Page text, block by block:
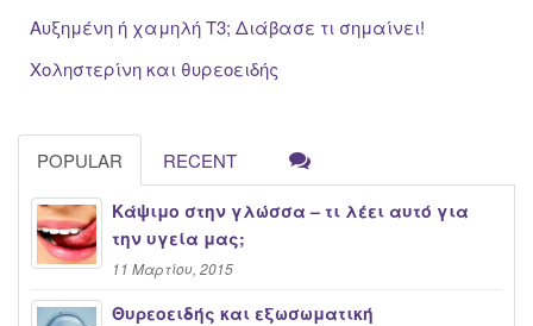
Αυξημένη ή χαμηλή Τ3; Διάβασε τι σημαίνει!
Χοληστερίνη και θυρεοειδής
POPULAR RECENT
Κάψιμο στην γλώσσα – τι λέει αυτό για
την υγεία μας;
11 Μαρτίου, 2015
Θυρεοειδής και εξωσωματική